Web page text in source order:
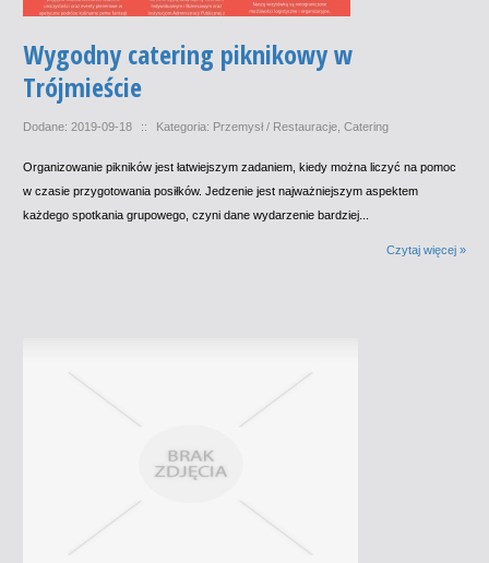
Wygodny catering piknikowy w
Trójmieście
Dodane: 2019-09-18 :: Kategoria: Przemysł / Restauracje, Catering
Organizowanie pikników jest łatwiejszym zadaniem, kiedy można liczyć na pomoc
w czasie przygotowania posiłków. Jedzenie jest najważniejszym aspektem
każdego spotkania grupowego, czyni dane wydarzenie bardziej...
Czytaj więcej »